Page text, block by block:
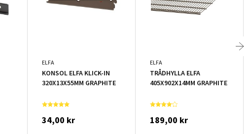
ELFA
KONSOL ELFA KLICK-IN
320X13X55MM GRAPHITE
34,00 kr
ELFA
TRÅDHYLLA ELFA
405X902X14MM GRAPHITE
189,00 kr